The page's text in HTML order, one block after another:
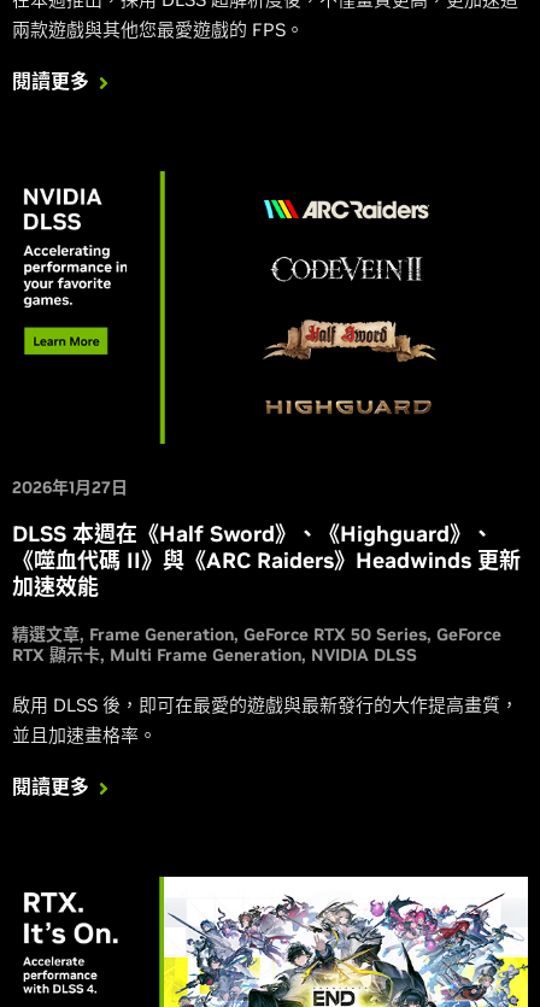
兩款遊戲與其他您最愛遊戲的 FPS。
閱讀更多
2026年1月27日
DLSS 本週在《Half Sword》、《Highguard》、
《噬血代碼 II》與《ARC Raiders》Headwinds 更新
加速效能
精選文章 Frame Generation GeForce RTX 50 Series GeForce
RTX 顯示卡 Multi Frame Generation NVIDIA DLSS
啟用 DLSS 後，即可在最愛的遊戲與最新發行的大作提高畫質，
並且加速畫格率。
閱讀更多